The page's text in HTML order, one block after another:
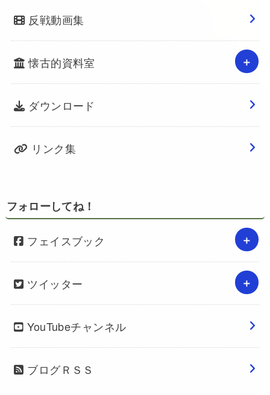
反戦動画集
懐古的資料室
ダウンロード
リンク集
フォローしてね！
フェイスブック
ツイッター
YouTubeチャンネル
ブログＲＳＳ